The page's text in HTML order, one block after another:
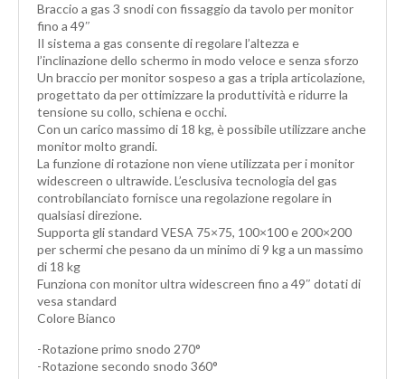
Braccio a gas 3 snodi con fissaggio da tavolo per monitor
fino a 49″
Il sistema a gas consente di regolare l’altezza e
l’inclinazione dello schermo in modo veloce e senza sforzo
Un braccio per monitor sospeso a gas a tripla articolazione,
progettato da per ottimizzare la produttività e ridurre la
tensione su collo, schiena e occhi.
Con un carico massimo di 18 kg, è possibile utilizzare anche
monitor molto grandi.
La funzione di rotazione non viene utilizzata per i monitor
widescreen o ultrawide. L’esclusiva tecnologia del gas
controbilanciato fornisce una regolazione regolare in
qualsiasi direzione.
Supporta gli standard VESA 75×75, 100×100 e 200×200
per schermi che pesano da un minimo di 9 kg a un massimo
di 18 kg
Funziona con monitor ultra widescreen fino a 49″ dotati di
vesa standard
Colore Bianco
-Rotazione primo snodo 270°
-Rotazione secondo snodo 360°